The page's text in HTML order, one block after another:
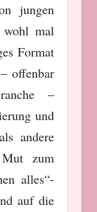
jungen
wohl mal
Format
offenbar
–
und
andere
zum
alles“-
auf die